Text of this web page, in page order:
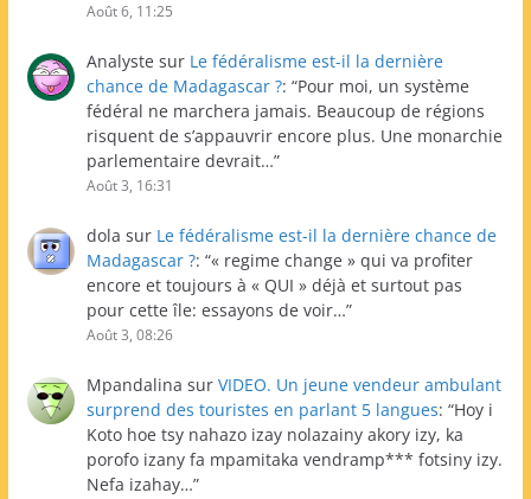
Août 6, 11:25
Analyste sur Le fédéralisme est-il la dernière
chance de Madagascar ?: “Pour moi, un système
fédéral ne marchera jamais. Beaucoup de régions
risquent de s’appauvrir encore plus. Une monarchie
parlementaire devrait…”
Août 3, 16:31
dola sur Le fédéralisme est-il la dernière chance de
Madagascar ?: “« regime change » qui va profiter
encore et toujours à « QUI » déjà et surtout pas
pour cette île: essayons de voir…”
Août 3, 08:26
Mpandalina sur VIDEO. Un jeune vendeur ambulant
surprend des touristes en parlant 5 langues: “Hoy i
Koto hoe tsy nahazo izay nolazainy akory izy, ka
porofo izany fa mpamitaka vendramp*** fotsiny izy.
Nefa izahay…”